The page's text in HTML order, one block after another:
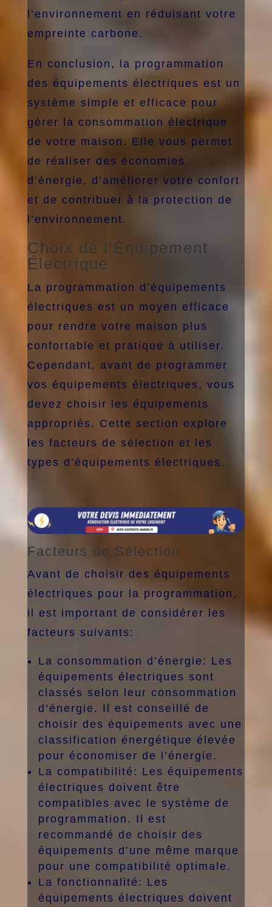
l’environnement en réduisant votre
empreinte carbone.
En conclusion, la programmation
des équipements électriques est un
système simple et efficace pour
gérer la consommation électrique
de votre maison. Elle vous permet
de réaliser des économies
d’énergie, d’améliorer votre confort
et de contribuer à la protection de
l’environnement.
Choix de l’Équipement
Électrique
La programmation d’équipements
électriques est un moyen efficace
pour rendre votre maison plus
confortable et pratique à utiliser.
Cependant, avant de programmer
vos équipements électriques, vous
devez choisir les équipements
appropriés. Cette section explore
les facteurs de sélection et les
types d’équipements électriques.
Facteurs de Sélection
Avant de choisir des équipements
électriques pour la programmation,
il est important de considérer les
facteurs suivants:
La consommation d’énergie: Les
équipements électriques sont
classés selon leur consommation
d’énergie. Il est conseillé de
choisir des équipements avec une
classification énergétique élevée
pour économiser de l’énergie.
La compatibilité: Les équipements
électriques doivent être
compatibles avec le système de
programmation. Il est
recommandé de choisir des
équipements d’une même marque
pour une compatibilité optimale.
La fonctionnalité: Les
équipements électriques doivent